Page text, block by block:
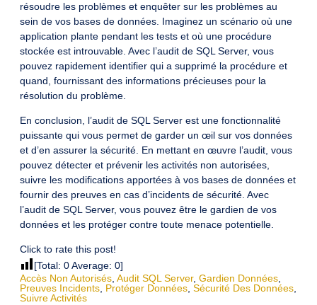
résoudre les problèmes et enquêter sur les problèmes au
sein de vos bases de données. Imaginez un scénario où une
application plante pendant les tests et où une procédure
stockée est introuvable. Avec l’audit de SQL Server, vous
pouvez rapidement identifier qui a supprimé la procédure et
quand, fournissant des informations précieuses pour la
résolution du problème.
En conclusion, l’audit de SQL Server est une fonctionnalité
puissante qui vous permet de garder un œil sur vos données
et d’en assurer la sécurité. En mettant en œuvre l’audit, vous
pouvez détecter et prévenir les activités non autorisées,
suivre les modifications apportées à vos bases de données et
fournir des preuves en cas d’incidents de sécurité. Avec
l’audit de SQL Server, vous pouvez être le gardien de vos
données et les protéger contre toute menace potentielle.
Click to rate this post!
[Total: 0Average: 0]
Accès Non Autorisés Audit SQL Server, Gardien Données
Preuves Incidents Protéger Données Sécurité Des Données
Suivre Activités